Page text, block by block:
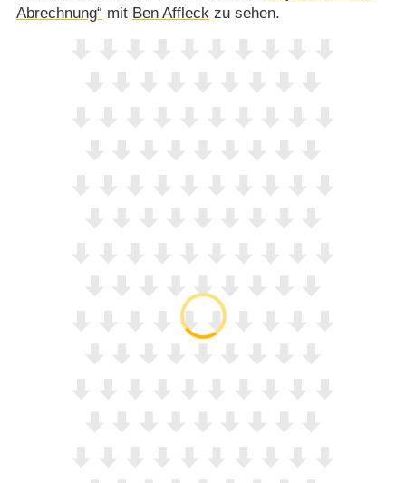
Abrechnung“ mit Ben Affleckzu sehen.